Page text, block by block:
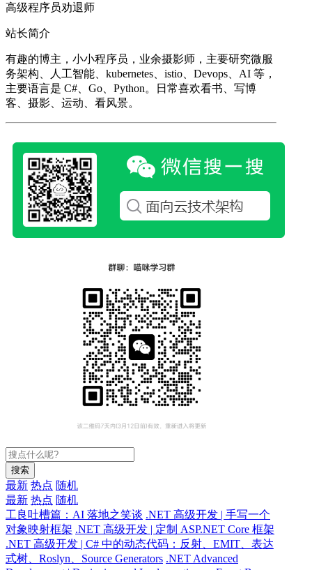
高级程序员劝退师
站长简介
有趣的博主，小小程序员，业余摄影师，主要研究微服
务架构、人工智能、kubernetes、istio、Devops、AI 等，
主要语言是 C#、Go、Python。日常喜欢看书、写博
客、摄影、运动、看风景。
搜索
最新 热点 随机
最新 热点 随机
工良吐槽篇：AI 落地之笑谈 .NET 高级开发 | 手写一个
对象映射框架 .NET 高级开发 | 定制 ASP.NET Core 框架
.NET 高级开发 | C# 中的动态代码：反射、EMIT、表达
式树、Roslyn、Source Generators .NET Advanced